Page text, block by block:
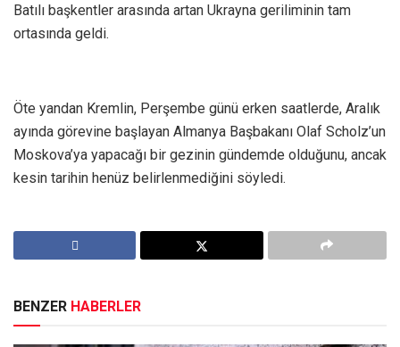
Batılı başkentler arasında artan Ukrayna geriliminin tam
ortasında geldi.
Öte yandan Kremlin, Perşembe günü erken saatlerde, Aralık
ayında görevine başlayan Almanya Başbakanı Olaf Scholz’un
Moskova’ya yapacağı bir gezinin gündemde olduğunu, ancak
kesin tarihin henüz belirlenmediğini söyledi.
BENZER HABERLER